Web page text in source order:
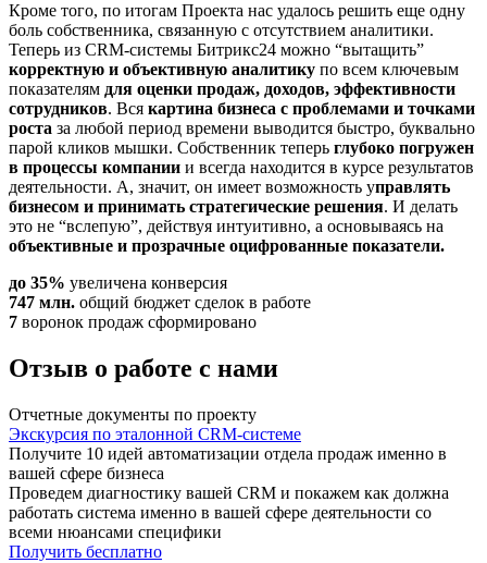
Кроме того, по итогам Проекта нас удалось решить еще одну
боль собственника, связанную с отсутствием аналитики.
Теперь из CRM-системы Битрикс24 можно “вытащить”
корректную и объективную аналитику по всем ключевым
показателям для оценки продаж, доходов, эффективности
сотрудников. Вся картина бизнеса с проблемами и точками
роста за любой период времени выводится быстро, буквально
парой кликов мышки. Собственник теперь глубоко погружен
в процессы компании и всегда находится в курсе результатов
деятельности. А, значит, он имеет возможность управлять
бизнесом и принимать стратегические решения. И делать
это не “вслепую”, действуя интуитивно, а основываясь на
объективные и прозрачные оцифрованные показатели.
до 35% увеличена конверсия
747 млн. общий бюджет сделок в работе
7 воронок продаж сформировано
Отзыв о работе с нами
Отчетные документы по проекту
Экскурсия по эталонной CRM-системе
Получите 10 идей автоматизации отдела продаж именно в
вашей сфере бизнеса
Проведем диагностику вашей CRM и покажем как должна
работать система именно в вашей сфере деятельности со
всеми нюансами специфики
Получить бесплатно